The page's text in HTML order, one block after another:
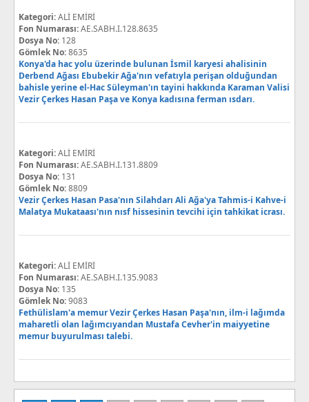
Kategori:ALİ EMİRİ
Fon Numarası:AE.SABH.I.128.8635
Dosya No: 128
Gömlek No:8635
Konya'da hac yolu üzerinde bulunan İsmil karyesi ahalisinin
Derbend Ağası Ebubekir Ağa'nın vefatıyla perişan olduğundan
bahisle yerine el-Hac Süleyman'ın tayini hakkında Karaman Valisi
Vezir Çerkes Hasan Paşa ve Konya kadısına ferman ısdarı.
Kategori:ALİ EMİRİ
Fon Numarası:AE.SABH.I.131.8809
Dosya No: 131
Gömlek No:8809
Vezir Çerkes Hasan Pasa'nın Silahdarı Ali Ağa'ya Tahmis-i Kahve-i
Malatya Mukataası'nın nısf hissesinin tevcihi için tahkikat icrası.
Kategori:ALİ EMİRİ
Fon Numarası:AE.SABH.I.135.9083
Dosya No: 135
Gömlek No:9083
Fethülislam'a memur Vezir Çerkes Hasan Paşa'nın, ilm-i lağımda
maharetli olan lağımcıyandan Mustafa Cevher'in maiyyetine
memur buyurulması talebi.